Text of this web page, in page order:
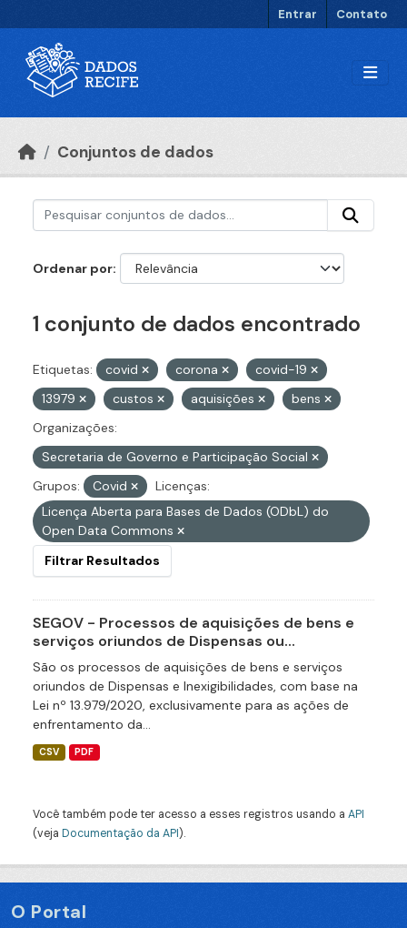
Entrar Contato
Conjuntos de dados
Ordenar por
1 conjunto de dados encontrado
Etiquetas: covid corona
covid-19
13979
custos aquisições
bens
Organizações:
Secretaria de Governo e Participação Social
Grupos:
Covid
Licenças:
Licença Aberta para Bases de Dados (ODbL) do
Open Data Commons
Filtrar Resultados
SEGOV - Processos de aquisições de bens e
serviços oriundos de Dispensas ou...
São os processos de aquisições de bens e serviços
oriundos de Dispensas e Inexigibilidades, com base na
Lei nº 13.979/2020, exclusivamente para as ações de
enfrentamento da...
CSV PDF
Você também pode ter acesso a esses registros usando a API
(veja Documentação da API).
O Portal